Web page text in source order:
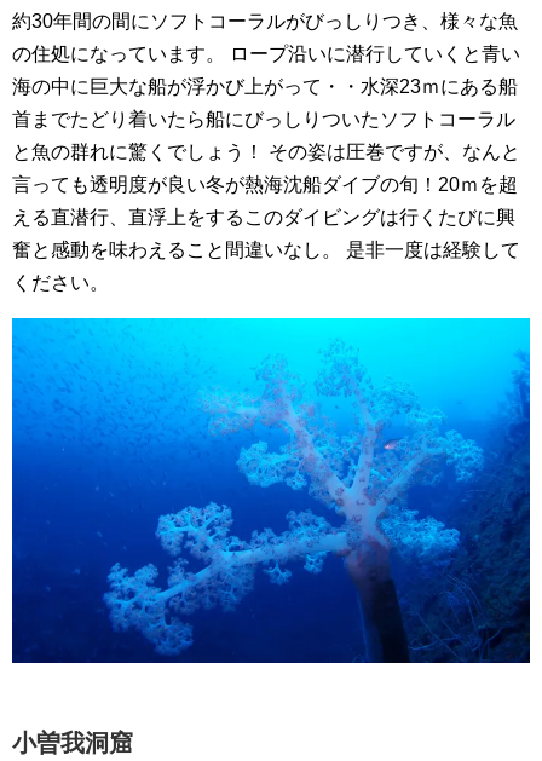
約30年間の間にソフトコーラルがびっしりつき、様々な魚
の住処になっています。 ロープ沿いに潜行していくと青い
海の中に巨大な船が浮かび上がって・・水深23ｍにある船
首までたどり着いたら船にびっしりついたソフトコーラル
と魚の群れに驚くでしょう！ その姿は圧巻ですが、なんと
言っても透明度が良い冬が熱海沈船ダイブの旬！20ｍを超
える直潜行、直浮上をするこのダイビングは行くたびに興
奮と感動を味わえること間違いなし。 是非一度は経験して
ください。
小曽我洞窟